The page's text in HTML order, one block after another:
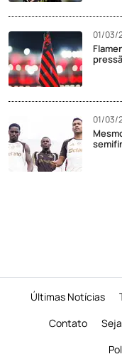
01/03/
01/03/
Últimas Notícias
Contato